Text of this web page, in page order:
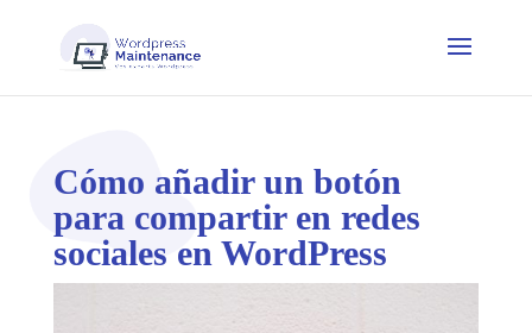
Cómo añadir un botón
para compartir en redes
sociales en WordPress